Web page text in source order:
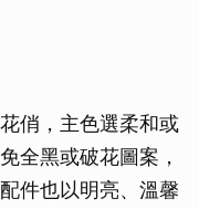
俏，主色選柔和或
全黑或破花圖案，
件也以明亮、溫馨